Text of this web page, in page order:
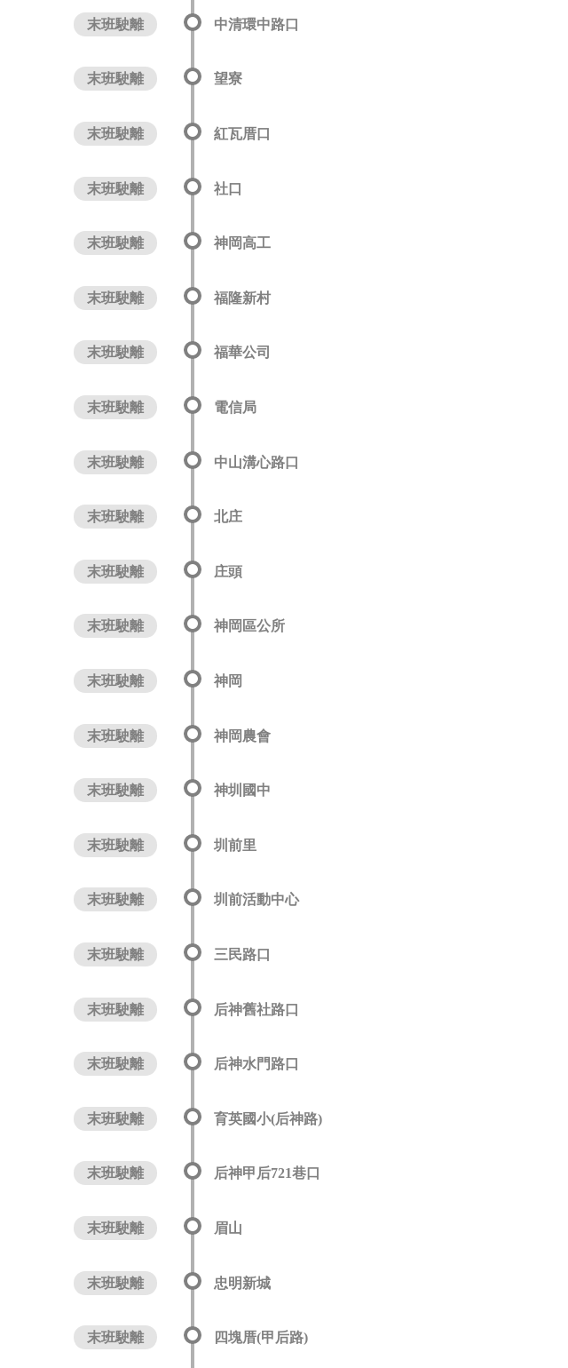
末班駛離 中清環中路口
末班駛離 望寮
末班駛離 紅瓦厝口
末班駛離 社口
末班駛離 神岡高工
末班駛離 福隆新村
末班駛離 福華公司
末班駛離 電信局
末班駛離 中山溝心路口
末班駛離 北庄
末班駛離 庄頭
末班駛離 神岡區公所
末班駛離 神岡
末班駛離 神岡農會
末班駛離 神圳國中
末班駛離 圳前里
末班駛離 圳前活動中心
末班駛離 三民路口
末班駛離 后神舊社路口
末班駛離 后神水門路口
末班駛離 育英國小(后神路)
末班駛離 后神甲后721巷口
末班駛離 眉山
末班駛離 忠明新城
末班駛離 四塊厝(甲后路)